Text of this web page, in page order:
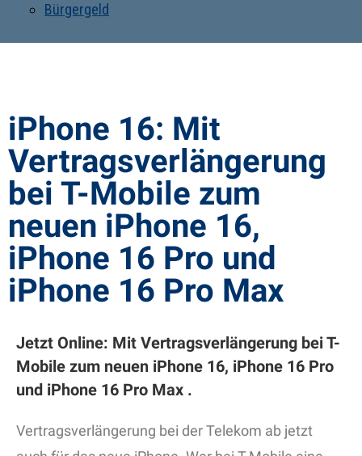
Bürgergeld
iPhone 16: Mit
Vertragsverlängerung
bei T-Mobile zum
neuen iPhone 16,
iPhone 16 Pro und
iPhone 16 Pro Max
Jetzt Online: Mit Vertragsverlängerung bei T-
Mobile zum neuen iPhone 16, iPhone 16 Pro
und iPhone 16 Pro Max .
Vertragsverlängerung bei der Telekom ab jetzt